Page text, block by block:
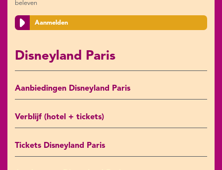
beleven
Aanmelden
Disneyland Paris
Aanbiedingen Disneyland Paris
Verblijf (hotel + tickets)
Tickets Disneyland Paris